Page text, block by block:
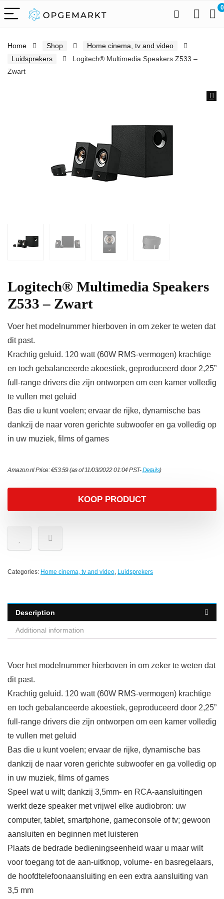
0
Home Shop
Home cinema, tv and video
Luidsprekers
Logitech® Multimedia Speakers Z533 –
Zwart
Logitech® Multimedia Speakers
Z533 – Zwart
Voer het modelnummer hierboven in om zeker te weten dat
dit past.
Krachtig geluid. 120 watt (60W RMS-vermogen) krachtige
en toch gebalanceerde akoestiek, geproduceerd door 2,25”
full-range drivers die zijn ontworpen om een kamer volledig
te vullen met geluid
Bas die u kunt voelen; ervaar de rijke, dynamische bas
dankzij de naar voren gerichte subwoofer en ga volledig op
in uw muziek, films of games
Amazon.nl Price:€53.59(as of 11/03/2022 01:04 PST-Details)
KOOP PRODUCT
Categories: Home cinema, tv and video, Luidsprekers
Description
Additional information
Voer het modelnummer hierboven in om zeker te weten dat
dit past.
Krachtig geluid. 120 watt (60W RMS-vermogen) krachtige
en toch gebalanceerde akoestiek, geproduceerd door 2,25”
full-range drivers die zijn ontworpen om een kamer volledig
te vullen met geluid
Bas die u kunt voelen; ervaar de rijke, dynamische bas
dankzij de naar voren gerichte subwoofer en ga volledig op
in uw muziek, films of games
Speel wat u wilt; dankzij 3,5mm- en RCA-aansluitingen
werkt deze speaker met vrijwel elke audiobron: uw
computer, tablet, smartphone, gameconsole of tv; gewoon
aansluiten en beginnen met luisteren
Plaats de bedrade bedieningseenheid waar u maar wilt
voor toegang tot de aan-uitknop, volume- en basregelaars,
de hoofdtelefoonaansluiting en een extra aansluiting van
3,5 mm